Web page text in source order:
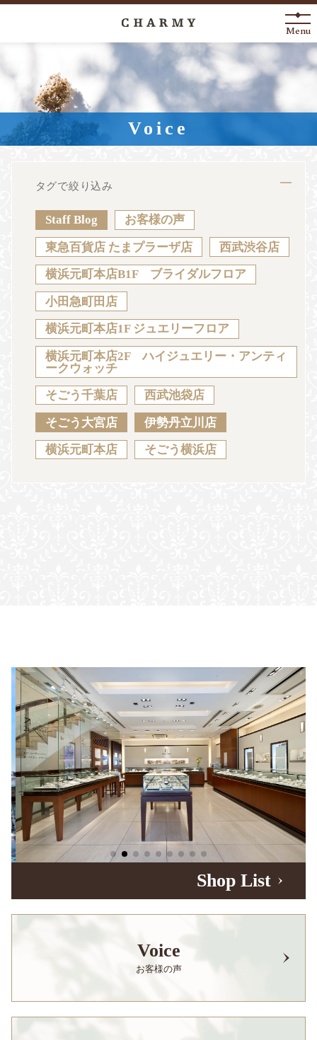
New Arrival
About
Engagement Ring
Anniversary
News Blog
Sustainability Voice Catalog
JA EN CH KO
Menu
Voice
タグで絞り込み
Staff Blog お客様の声
東急百貨店 たまプラーザ店 西武渋谷店
横浜元町本店B1F ブライダルフロア
小田急町田店
横浜元町本店1F ジュエリーフロア
横浜元町本店2F ハイジュエリー・アンティ
ークウォッチ
そごう千葉店 西武池袋店
そごう大宮店 伊勢丹立川店
横浜元町本店 そごう横浜店
Shop List
Voice
お客様の声